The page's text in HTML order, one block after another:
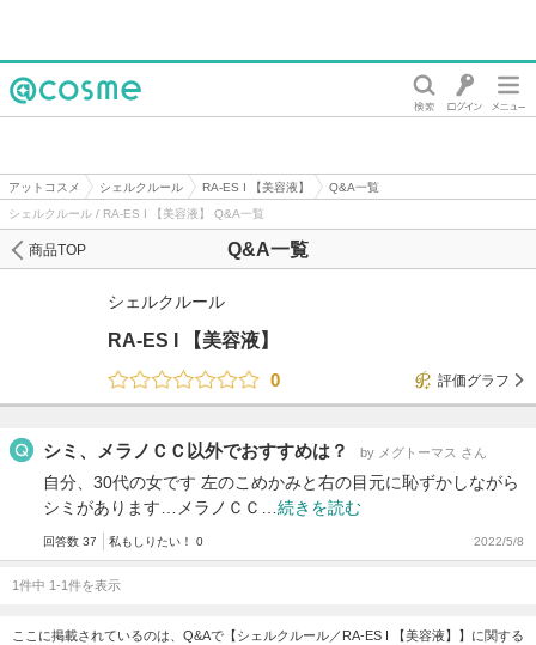
アットコスメ シェルクルール RA-ES I 【美容液】
Q&A一覧
シェルクルール / RA-ES I 【美容液】 Q&A一覧
Q&A一覧
商品TOP
シェルクルール
RA-ES I 【美容液】
0
評価グラフ
シミ、メラノＣＣ以外でおすすめは？ by メグトーマス さん
自分、30代の女です 左のこめかみと右の目元に恥ずかしながら
シミがあります…メラノＣＣ… 続きを読む
回答数 37 私もしりたい！ 0 2022/5/8
1件中 1-1件を表示
ここに掲載されているのは、Q&Aで【シェルクルール／RA-ES I 【美容液】】に関する